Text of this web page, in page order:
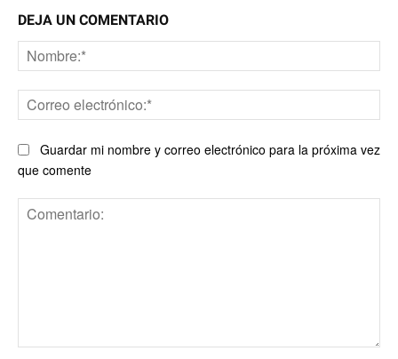
DEJA UN COMENTARIO
Guardar mi nombre y correo electrónico para la próxima vez
que comente